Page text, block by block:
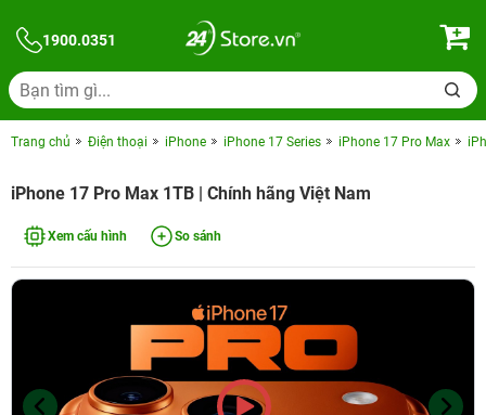
1900.0351
Trang chủ Điện thoại iPhone iPhone 17 Series iPhone 17 Pro Max
iPhone 17 Pro Max 1TB | Chính hãng Việt Nam
Xem cấu hình So sánh